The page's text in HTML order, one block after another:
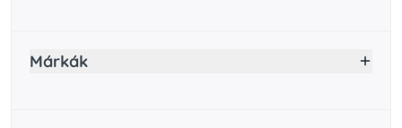
Márkák